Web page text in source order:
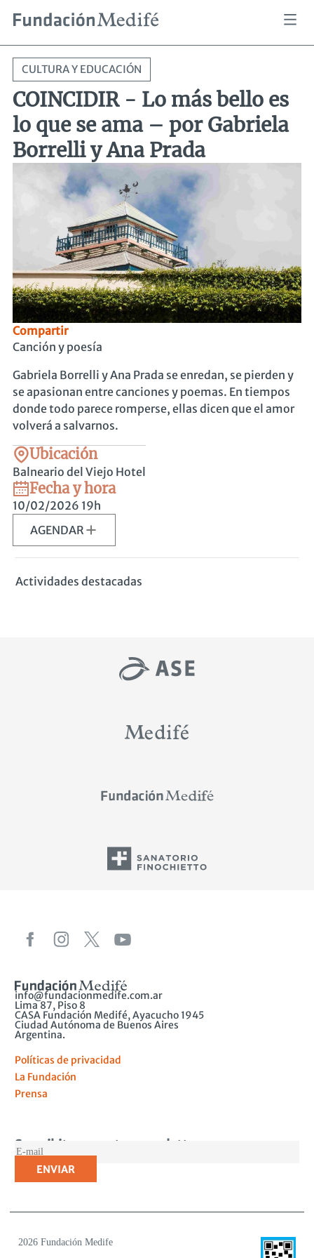
contenido
principal
Sobrescribir
enlaces
la
navegación
Inicio Actividades COINCIDIR - Lo más bello es lo que se ama – por Gabriela Borrelli y Ana Prada
CULTURA Y EDUCACIÓN
COINCIDIR - Lo más bello es
lo que se ama – por Gabriela
Borrelli y Ana Prada
Compartir
Canción y poesía
Gabriela Borrelli y Ana Prada se enredan, se pierden y
se apasionan entre canciones y poemas. En tiempos
donde todo parece romperse, ellas dicen que el amor
volverá a salvarnos.
Ubicación
Balneario del Viejo Hotel
Fecha y hora
10/02/2026 19h
AGENDAR
Actividades destacadas
info@fundacionmedife.com.ar
Lima 87, Piso 8
CASA Fundación Medifé, Ayacucho 1945
Ciudad Autónoma de Buenos Aires
Argentina.
Políticas de privacidad
La Fundación
Prensa
Suscribite a nuestro newsletter
2026 Fundación Medife